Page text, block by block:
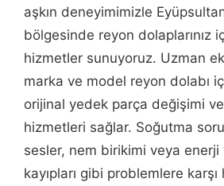
aşkın deneyimimizle
bölgesinde reyon dolaplarınız
hizmetler sunuyoruz. Uzman
marka ve model reyon dolabı
orijinal yedek parça değişimi
hizmetleri sağlar. Soğutma
sesler, nem birikimi veya enerji
kayıpları gibi problemlere karşı